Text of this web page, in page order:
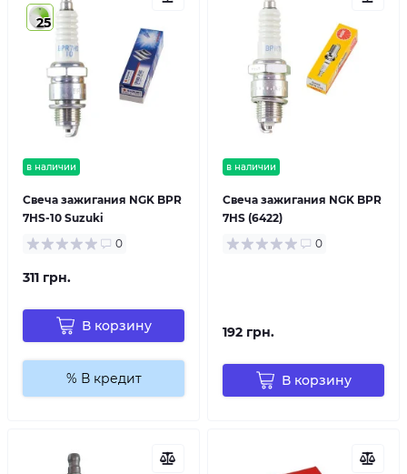
в наличии
Свеча зажигания NGK BPR
7HS-10 Suzuki
25
0
311 грн.
В корзину
% В кредит
в наличии
Свеча зажигания NGK BPR
7HS (6422)
0
192 грн.
В корзину